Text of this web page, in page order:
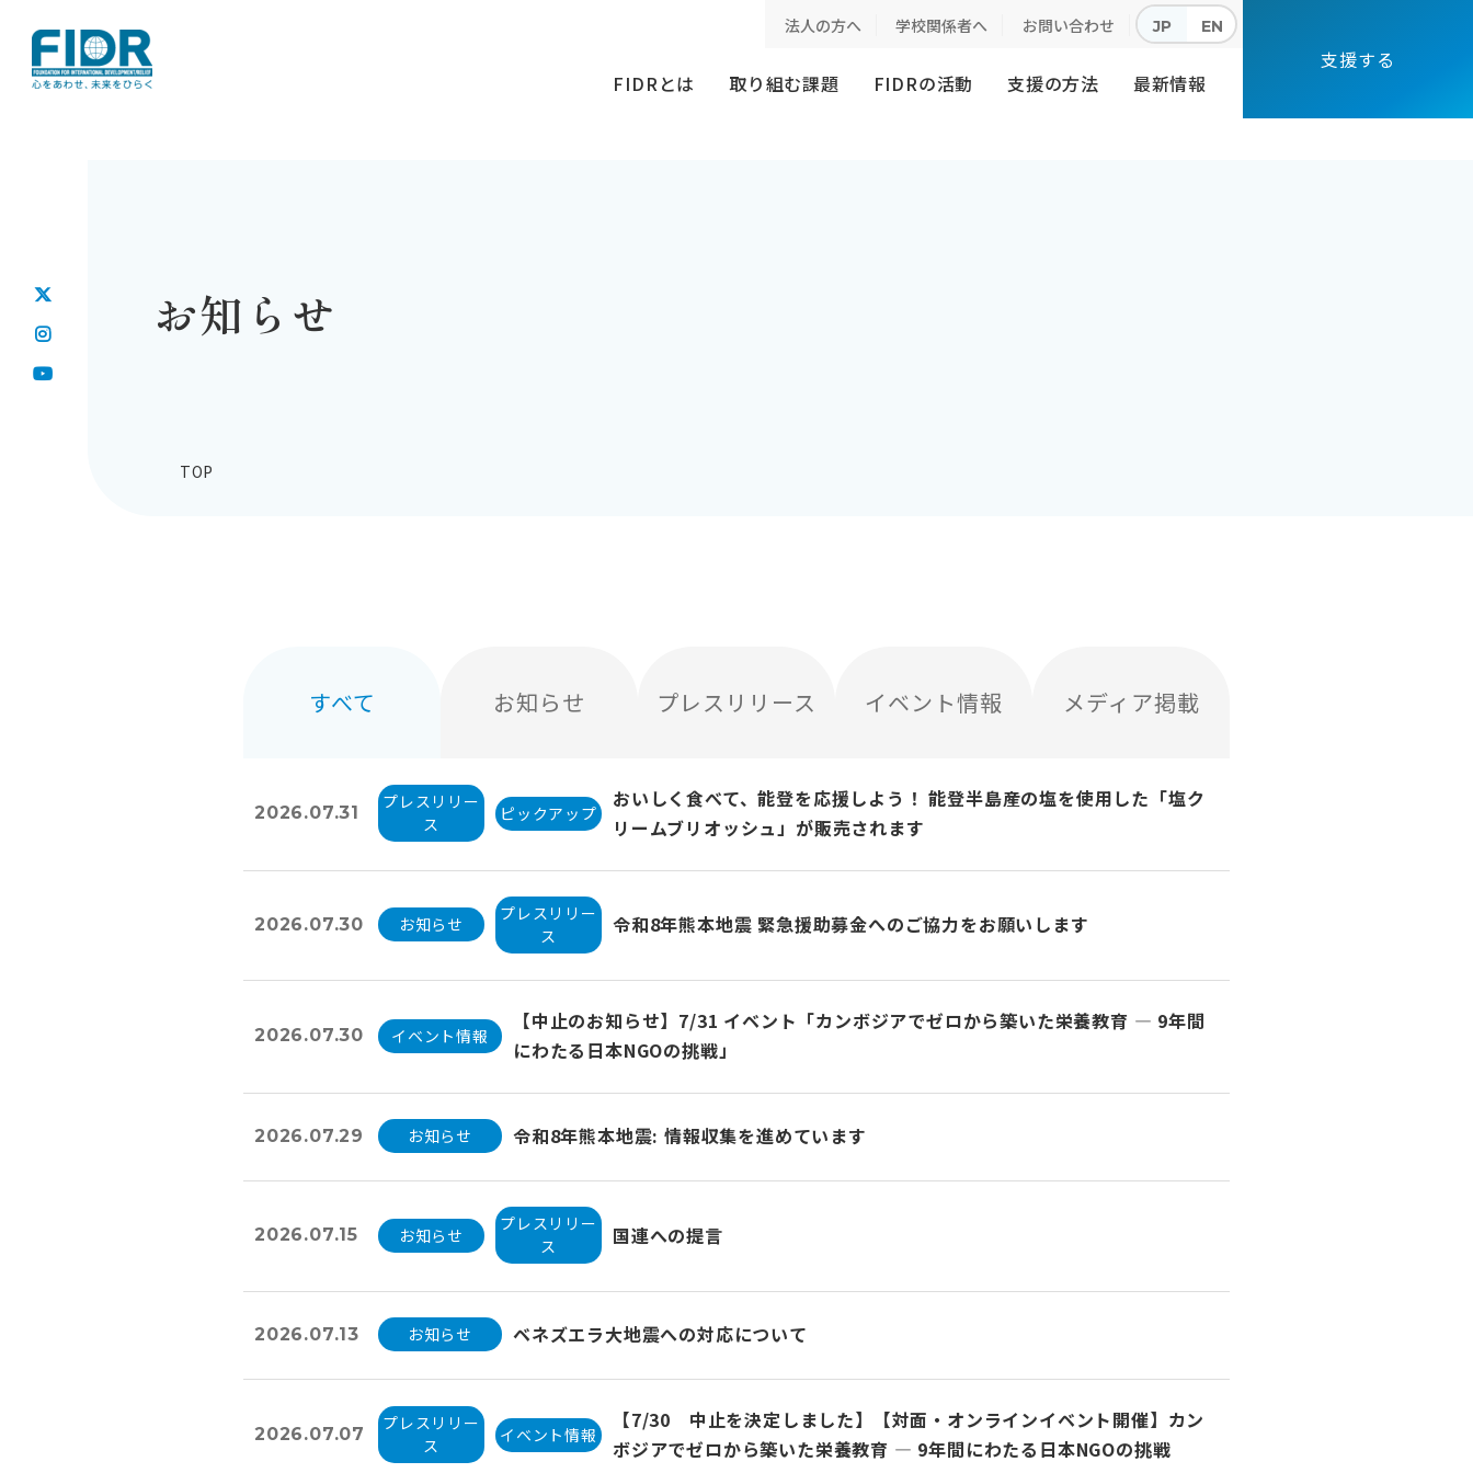
法人の方へ 学校関係者へ お問い合わせ JP EN
FIDRとは 取り組む課題 FIDRの活動 支援の方法 最新情報
支援する
お知らせ
TOP
すべて お知らせ プレスリリース イベント情報 メディア掲載
2026.07.31
プレスリリー
ス
ピックアップ
おいしく食べて、能登を応援しよう！ 能登半島産の塩を使用した「塩ク
リームブリオッシュ」が販売されます
2026.07.30 お知らせ
プレスリリー
ス
令和8年熊本地震 緊急援助募金へのご協力をお願いします
2026.07.30 イベント情報
【中止のお知らせ】7/31 イベント「カンボジアでゼロから築いた栄養教育 ― 9年間
にわたる日本NGOの挑戦」
2026.07.29 お知らせ 令和8年熊本地震: 情報収集を進めています
2026.07.15 お知らせ
プレスリリー
ス
国連への提言
2026.07.13 お知らせ ベネズエラ大地震への対応について
2026.07.07
プレスリリー
ス
イベント情報
【7/30 中止を決定しました】【対面・オンラインイベント開催】カン
ボジアでゼロから築いた栄養教育 ― 9年間にわたる日本NGOの挑戦